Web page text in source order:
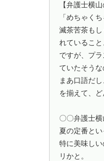
【弁護士横
「めちゃく
滅茶苦茶も
れているこ
ですが、プ
ていたそう
まあ口語だ
を揃えて、
〇〇弁護士
夏の定番と
特に美味し
リかと。